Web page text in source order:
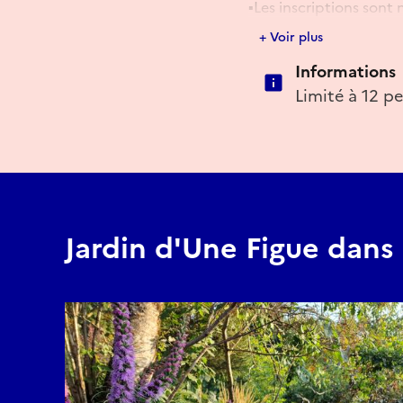
▪️Les inscriptions sont
annulés si le nombre
👉Consultez notre
https://
+ Voir plus
Informations
Limité à 12
Jardin d'Une Figue